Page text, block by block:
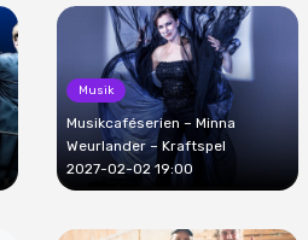
Musik
Musikcaféserien – Minna
Weurlander – Kraftspel
2027-02-02 19:00